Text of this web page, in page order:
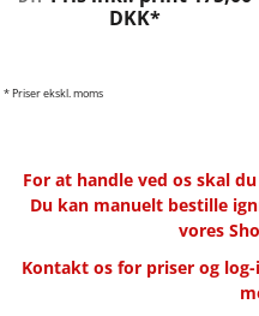
DKK*
* Priser ekskl. moms
For at handle ved os skal
Du kan manuelt bestille
vores
Kontakt os for priser og